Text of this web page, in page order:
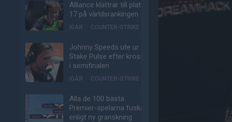
Alliance klättrar till plats
17 på världsrankingen
IGÅR COUNTER-STRIKE
Johnny Speeds ute ur
Stake Pulse efter kross
i semifinalen
IGÅR COUNTER-STRIKE
Alla de 100 bästa
Premier-spelarna fuskar
enligt ny granskning